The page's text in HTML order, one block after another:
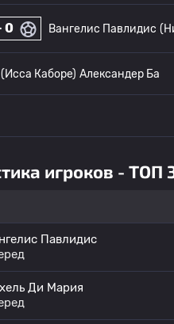
0 Вангелис Павлидис
(Исса Каборе) Александер Ба
игроков - ТОП
Павлидис
Ди Мария